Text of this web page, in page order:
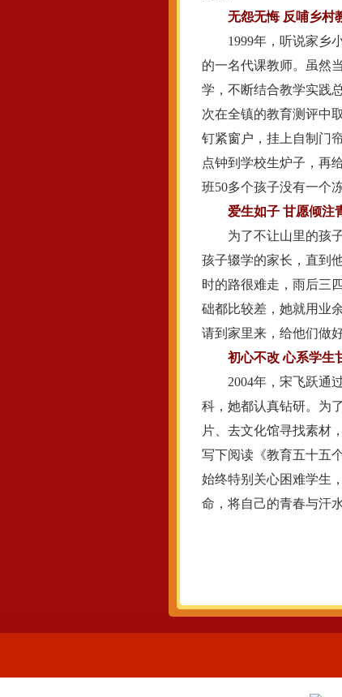
无怨无悔 反哺乡村
1999年，听说家乡小
的一名代课教师。虽然
学，不断结合教学实践
次在全镇的教育测评中
钉紧窗户，挂上自制门
点钟到学校生炉子，再
班50多个孩子没有一个
爱生如子 甘愿倾注
为了不让山里的孩子
孩子辍学的家长，直到
时的路很难走，雨后三
础都比较差，她就用业
请到家里来，给他们做
初心不改 心系学生
2004年，宋飞跃通过
科，她都认真钻研。为
片、去文化馆寻找素材
写下阅读《教育五十五
始终特别关心困难学生
命，将自己的青春与汗